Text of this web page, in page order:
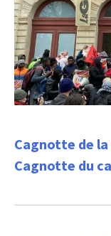
Cagnotte de
Cagnotte du